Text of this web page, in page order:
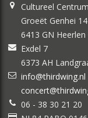
Cultureel
Groeët Genhei 14
6413 GN Heerlen
Exdel 7
6373 AH
info@thirdwing.nl
06 - 38 30 21 20